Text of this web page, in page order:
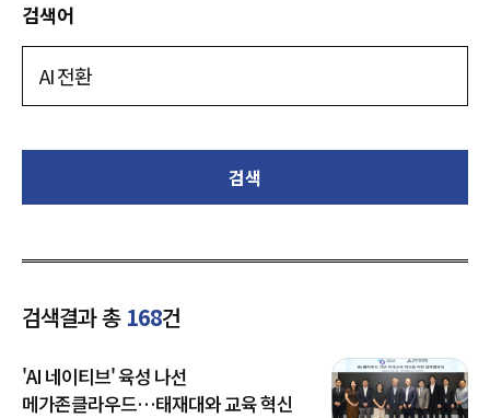
검색어
검색
검색결과 총 168건
'AI 네이티브' 육성 나선
메가존클라우드…태재대와 교육 혁신